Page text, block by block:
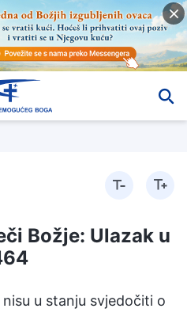
Božje: Ulazak u
u stanju svjedočiti o